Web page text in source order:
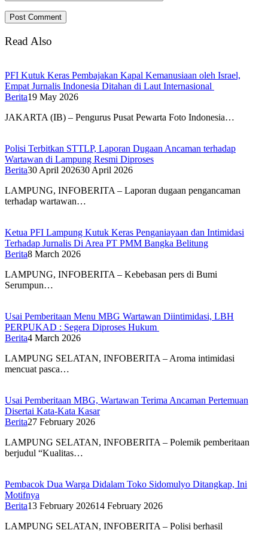
Read Also
PFI Kutuk Keras Pembajakan Kapal Kemanusiaan oleh Israel,
Empat Jurnalis Indonesia Ditahan di Laut Internasional
Berita19 May 2026
JAKARTA (IB) – Pengurus Pusat Pewarta Foto Indonesia…
Polisi Terbitkan STTLP, Laporan Dugaan Ancaman terhadap
Wartawan di Lampung Resmi Diproses
Berita30 April 202630 April 2026
LAMPUNG, INFOBERITA – Laporan dugaan pengancaman
terhadap wartawan…
Ketua PFI Lampung Kutuk Keras Penganiayaan dan Intimidasi
Terhadap Jurnalis Di Area PT PMM Bangka Belitung
Berita8 March 2026
LAMPUNG, INFOBERITA – Kebebasan pers di Bumi
Serumpun…
Usai Pemberitaan Menu MBG Wartawan Diintimidasi, LBH
PERPUKAD : Segera Diproses Hukum
Berita4 March 2026
LAMPUNG SELATAN, INFOBERITA – Aroma intimidasi
mencuat pasca…
Usai Pemberitaan MBG, Wartawan Terima Ancaman Pertemuan
Disertai Kata-Kata Kasar
Berita27 February 2026
LAMPUNG SELATAN, INFOBERITA – Polemik pemberitaan
berjudul “Kualitas…
Pembacok Dua Warga Didalam Toko Sidomulyo Ditangkap, Ini
Motifnya
Berita13 February 202614 February 2026
LAMPUNG SELATAN, INFOBERITA – Polisi berhasil